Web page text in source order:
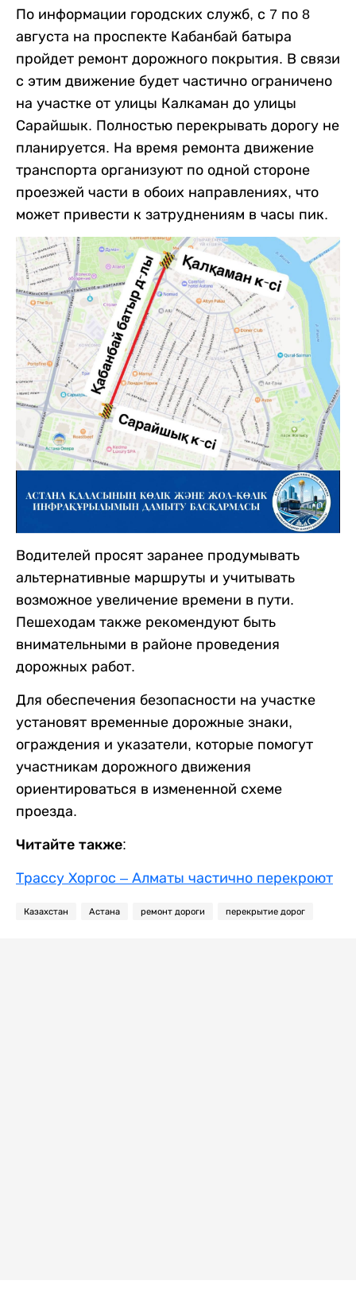
По информации городских служб, с 7 по 8
августа на проспекте Кабанбай батыра
пройдет ремонт дорожного покрытия. В связи
с этим движение будет частично ограничено
на участке от улицы Калкаман до улицы
Сарайшык. Полностью перекрывать дорогу не
планируется. На время ремонта движение
транспорта организуют по одной стороне
проезжей части в обоих направлениях, что
может привести к затруднениям в часы пик.
Водителей просят заранее продумывать
альтернативные маршруты и учитывать
возможное увеличение времени в пути.
Пешеходам также рекомендуют быть
внимательными в районе проведения
дорожных работ.
Для обеспечения безопасности на участке
установят временные дорожные знаки,
ограждения и указатели, которые помогут
участникам дорожного движения
ориентироваться в измененной схеме
проезда.
Читайте также:
Трассу Хоргос – Алматы частично перекроют
Казахстан Астана ремонт дороги перекрытие дорог